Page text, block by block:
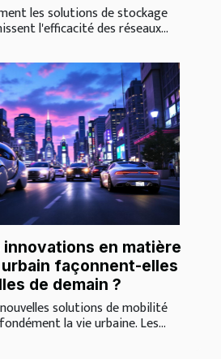
les solutions de stockage
l'efficacité des réseaux...
innovations en matière
façonnent-elles
de demain ?
solutions de mobilité
la vie urbaine. Les...